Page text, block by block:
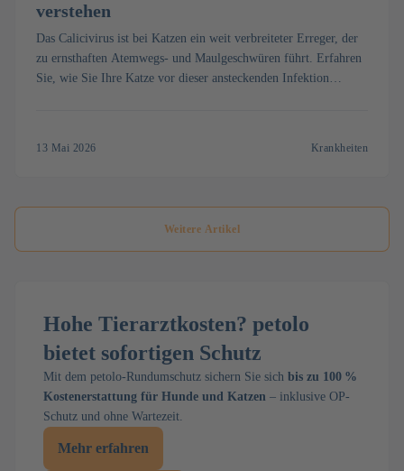
verstehen
Das Calicivirus ist bei Katzen ein weit verbreiteter Erreger, der
zu ernsthaften Atemwegs- und Maulgeschwüren führt. Erfahren
Sie, wie Sie Ihre Katze vor dieser ansteckenden Infektion
13 Mai 2026 Krankheiten
Weitere Artikel
Hohe Tierarztkosten? petolo
bietet sofortigen Schutz
Mit dem petolo-Rundumschutz sichern Sie sich bis zu 100 %
Kostenerstattung für Hunde und Katzen – inklusive OP-
Schutz und ohne Wartezeit.
Mehr erfahren